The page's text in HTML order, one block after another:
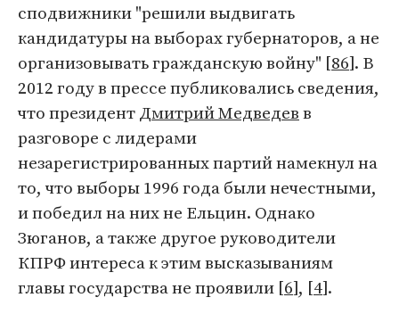
сподвижники "решили выдвигать
кандидатуры на выборах губернаторов, а не
организовывать гражданскую войну" [86]. В
2012 году в прессе публиковались сведения,
что президентДмитрий Медведевв
разговоре с лидерами
незарегистрированных партий намекнул на
то, что выборы 1996 года были нечестными,
и победил на них не Ельцин. Однако
Зюганов, а также другое руководители
КПРФ интереса к этим высказываниям
главы государства не проявили [6], [4].